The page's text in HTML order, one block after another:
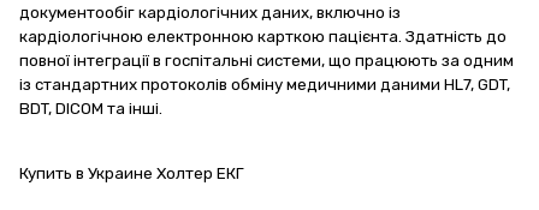
документообіг кардіологічних даних, включно із
кардіологічною електронною карткою пацієнта. Здатність до
повної інтеграції в госпітальні системи, що працюють за одним
із стандартних протоколів обміну медичними даними HL7, GDT,
BDT, DICOM та інші.
Купить в Украине Холтер ЕКГ